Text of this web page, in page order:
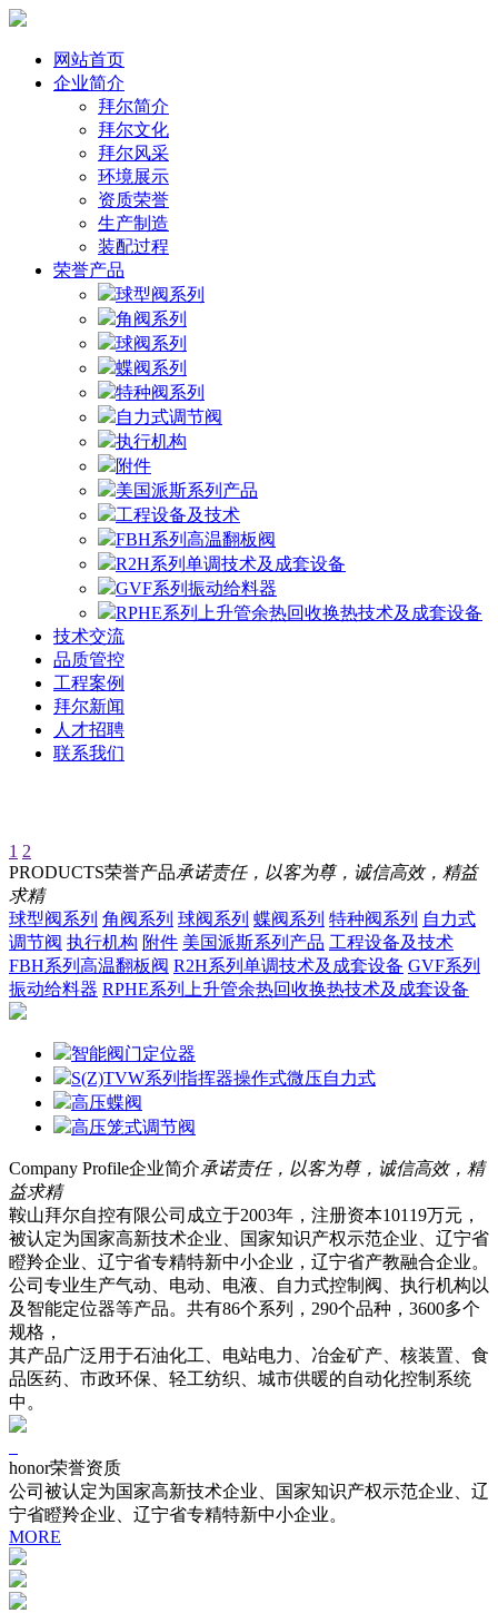
网站首页
企业简介
拜尔简介
拜尔文化
拜尔风采
环境展示
资质荣誉
生产制造
装配过程
荣誉产品
球型阀系列
角阀系列
球阀系列
蝶阀系列
特种阀系列
自力式调节阀
执行机构
附件
美国派斯系列产品
工程设备及技术
FBH系列高温翻板阀
R2H系列单调技术及成套设备
GVF系列振动给料器
RPHE系列上升管余热回收换热技术及成套设备
技术交流
品质管控
工程案例
拜尔新闻
人才招聘
联系我们
1 2
PRODUCTS荣誉产品承诺责任，以客为尊，诚信高效，精益
求精
球型阀系列 角阀系列 球阀系列 蝶阀系列 特种阀系列 自力式
调节阀 执行机构 附件 美国派斯系列产品 工程设备及技术
FBH系列高温翻板阀 R2H系列单调技术及成套设备 GVF系列
振动给料器 RPHE系列上升管余热回收换热技术及成套设备
智能阀门定位器
S(Z)TVW系列指挥器操作式微压自力式
高压蝶阀
高压笼式调节阀
Company Profile企业简介承诺责任，以客为尊，诚信高效，精
益求精
鞍山拜尔自控有限公司成立于2003年，注册资本10119万元，
被认定为国家高新技术企业、国家知识产权示范企业、辽宁省
瞪羚企业、辽宁省专精特新中小企业，辽宁省产教融合企业。
公司专业生产气动、电动、电液、自力式控制阀、执行机构以
及智能定位器等产品。共有86个系列，290个品种，3600多个
规格，
其产品广泛用于石油化工、电站电力、冶金矿产、核装置、食
品医药、市政环保、轻工纺织、城市供暖的自动化控制系统
中。
honor荣誉资质
公司被认定为国家高新技术企业、国家知识产权示范企业、辽
宁省瞪羚企业、辽宁省专精特新中小企业。
MORE